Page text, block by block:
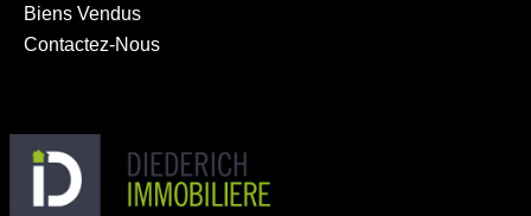
Biens Vendus
Contactez-Nous